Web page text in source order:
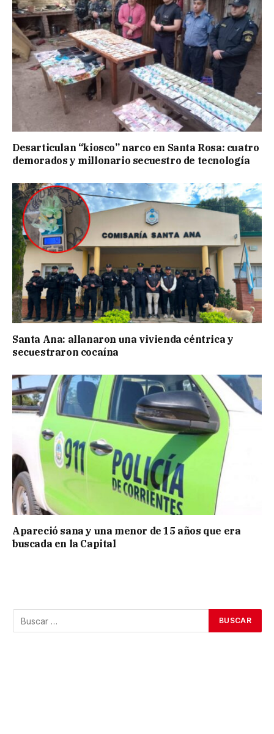
Desarticulan “kiosco” narco en Santa Rosa: cuatro
demorados y millonario secuestro de tecnología
Santa Ana: allanaron una vivienda céntrica y
secuestraron cocaína
Apareció sana y una menor de 15 años que era
buscada en la Capital